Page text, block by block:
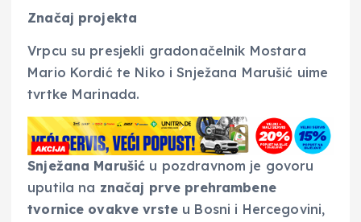
Značaj projekta
Vrpcu su presjekli gradonačelnik Mostara
Mario Kordić te Niko i Snježana Marušić uime
tvrtke Marinada.
Snježana Marušić u pozdravnom je govoru
uputila na značaj prve prehrambene
tvornice ovakve vrste u Bosni i Hercegovini,